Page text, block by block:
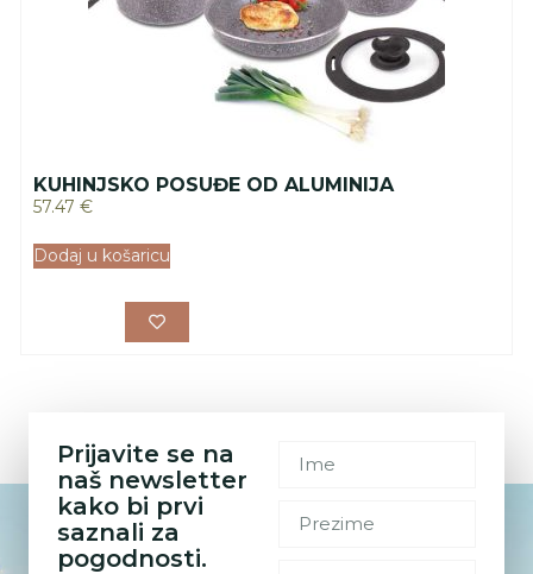
KUHINJSKO POSUĐE OD ALUMINIJA
57.47 €
Dodaj u košaricu
Prijavite se na
naš newsletter
kako bi prvi
saznali za
pogodnosti.